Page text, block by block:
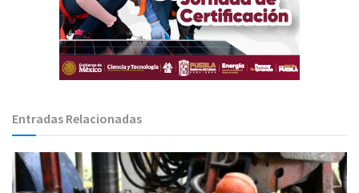
Entradas Relacionadas